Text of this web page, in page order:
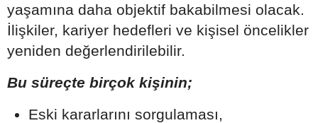
yaşamına daha objektif bakabilmesi olacak.
İlişkiler, kariyer hedefleri ve kişisel öncelikler
yeniden değerlendirilebilir.
Bu süreçte birçok kişinin;
Eski kararlarını sorgulaması,